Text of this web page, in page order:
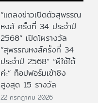
“แถลงข่าวเปิดตัวสุพรรณ
หงส์ ครั้งที่ 34 ประจำปี
2568” เปิดโผรางวัล
“สุพรรณหงส์ครั้งที่ 34
ประจำปี 2568” “ผีใช้ได้
ค่ะ” ท็อปฟอร์มเข้าชิง
สูงสุด 15 รางวัล
22 กรกฎาคม 2026